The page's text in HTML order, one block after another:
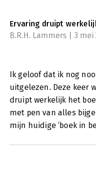
Ervaring druipt
B.R.H. Lammers | 3 mei
Ik geloof dat ik nog
uitgelezen. Deze keer
druipt werkelijk het
met pen van alles
mijn huidige ‘boek in